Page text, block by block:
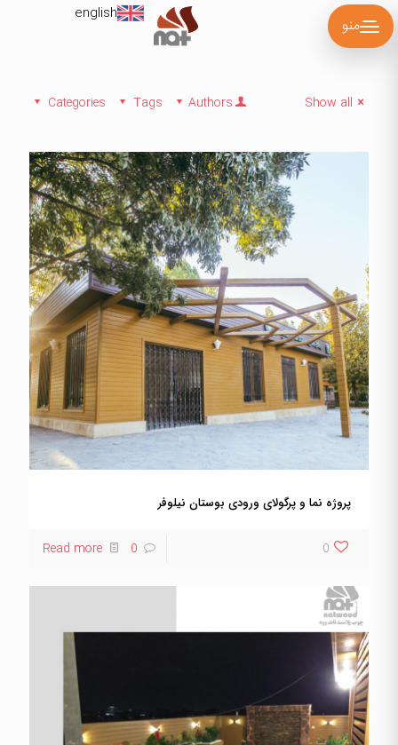
منو
english
Categories Tags Authors Show all
پروژه نما و پرگولای ورودی بوستان نیلوفر
0
0
Read more